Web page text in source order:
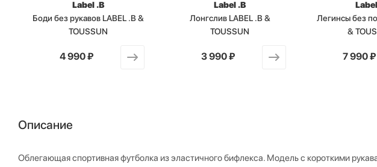
Label .B
Боди без рукавов LABEL .B &
TOUSSUN
от4 990 ₽
Label .B
Лонгслив LABEL .B &
TOUSSUN
от3 990 ₽
Легинсы без
&
от7 990 ₽
Описание
Облегающая спортивная футболка из эластичного бифлекса. Модель с короткими